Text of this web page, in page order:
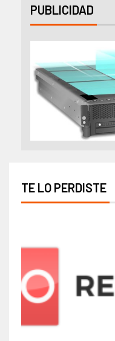
PUBLICIDAD
TE LO PERDISTE